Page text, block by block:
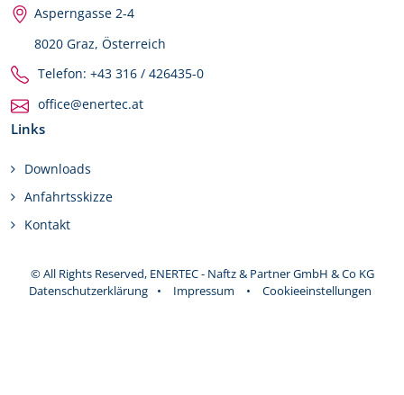
Asperngasse 2-4
8020 Graz, Österreich
Telefon: +43 316 / 426435-0
office@enertec.at
Links
Downloads
Anfahrtsskizze
Kontakt
© All Rights Reserved, ENERTEC - Naftz & Partner GmbH & Co KG
Datenschutzerklärung
• Impressum • Cookieeinstellungen